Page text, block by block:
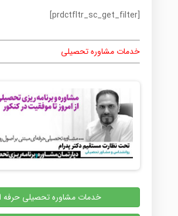
[prdctfltr_sc_get_filter]
خدمات مشاوره تحصیلی
خدمات مشاوره تحصیلی حرفه